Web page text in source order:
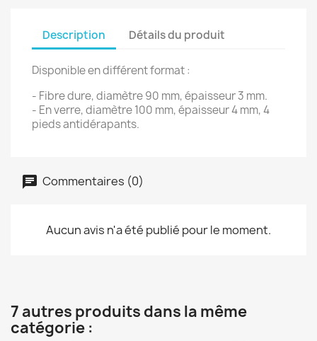
Description Détails du produit
Disponible en différent format :
- Fibre dure, diamètre 90 mm, épaisseur 3 mm.
- En verre, diamètre 100 mm, épaisseur 4 mm, 4
pieds antidérapants.
Commentaires (0)
Aucun avis n'a été publié pour le moment.
7 autres produits dans la même
catégorie :